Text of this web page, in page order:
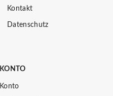
Kontakt
Datenschutz
KONTO
Konto